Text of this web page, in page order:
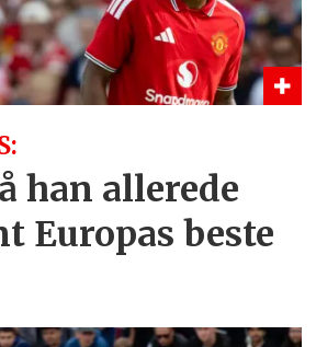
han allerede
Europas beste